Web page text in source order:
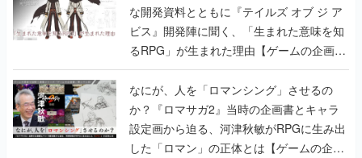
な開発資料とともに『テイルズ オブ ジ ア
ビス』開発陣に聞く、「生まれた意味を知
るRPG」が生まれた理由【ゲームの企画
書】
なにが、人を「ロマンシング」させるの
か？『ロマサガ2』当時の企画書とキャラ
設定画から迫る、河津秋敏がRPGに生み出
した「ロマン」の正体とは【ゲームの企画